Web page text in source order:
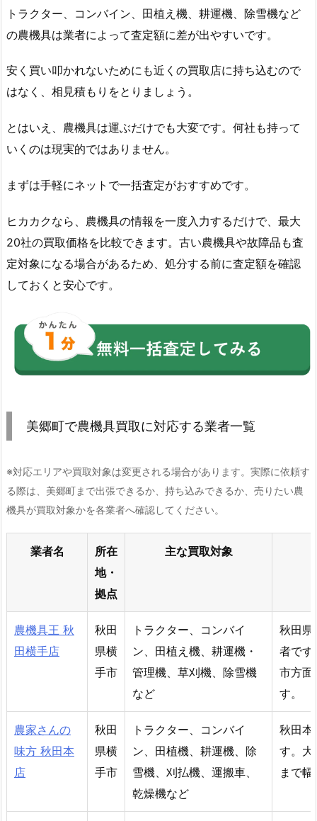
トラクター、コンバイン、田植え機、耕運機、除雪機など
の農機具は業者によって査定額に差が出やすいです。
安く買い叩かれないためにも近くの買取店に持ち込むので
はなく、相見積もりをとりましょう。
とはいえ、農機具は運ぶだけでも大変です。何社も持って
いくのは現実的ではありません。
まずは手軽にネットで一括査定がおすすめです。
ヒカカクなら、農機具の情報を一度入力するだけで、最大
20社の買取価格を比較できます。古い農機具や故障品も査
定対象になる場合があるため、処分する前に査定額を確認
しておくと安心です。
美郷町で農機具買取に対応する業者一覧
※対応エリアや買取対象は変更される場合があります。実際に依頼す
る際は、美郷町まで出張できるか、持ち込みできるか、売りたい農
機具が買取対象かを各業者へ確認してください。
業者名
所在
地・
拠点
主な買取対象
農機具王 秋
田横手店
秋田
県横
手市
トラクター、コンバイ
ン、田植え機、耕運機・
管理機、草刈機、除雪機
など
秋田県
者です
市方面
す。
農家さんの
味方 秋田本
店
秋田
県横
手市
トラクター、コンバイ
ン、田植機、耕運機、除
雪機、刈払機、運搬車、
乾燥機など
秋田本
す。大
まで